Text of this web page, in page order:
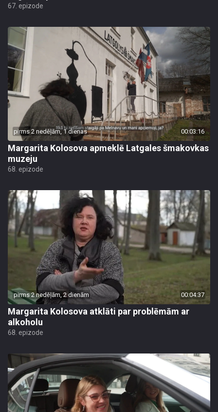
67. epizode
pirms 2 nedēļām, 1 dienas 00:03:16
Margarita Kolosova apmeklē Latgales šmakovkas
muzeju
68. epizode
pirms 2 nedēļām, 2 dienām 00:04:37
Margarita Kolosova atklāti par problēmām ar
alkoholu
68. epizode